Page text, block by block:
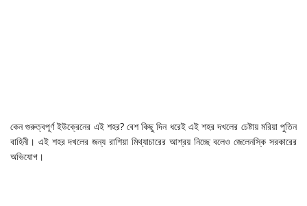
কেন গুরুত্বপূর্ণ ইউক্রেনের এই শহর? বেশ কিছু দিন ধরেই এই শহর দখলের চেষ্টায় মরিয়া পুতিন
বাহিনী। এই শহর দখলের জন্য রাশিয়া মিথ্যাচারের আশ্রয় নিচ্ছে বলেও জেলেনস্কি সরকারের
অভিযোগ।